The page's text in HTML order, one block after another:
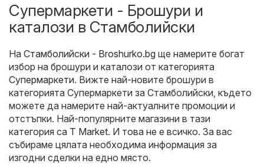
Супермаркети - Брошури и
каталози в Стамболийски
На Стамболийски - Broshurko.bg ще намерите богат
избор на брошури и каталози от категорията
Супермаркети. Вижте най-новите брошури в
категорията Супермаркети за Стамболийски, където
можете да намерите най-актуалните промоции и
отстъпки. Най-популярните магазини в тази
категория са T Market. И това не е всичко. За вас
събираме цялата необходима информация за
изгодни сделки на едно място.